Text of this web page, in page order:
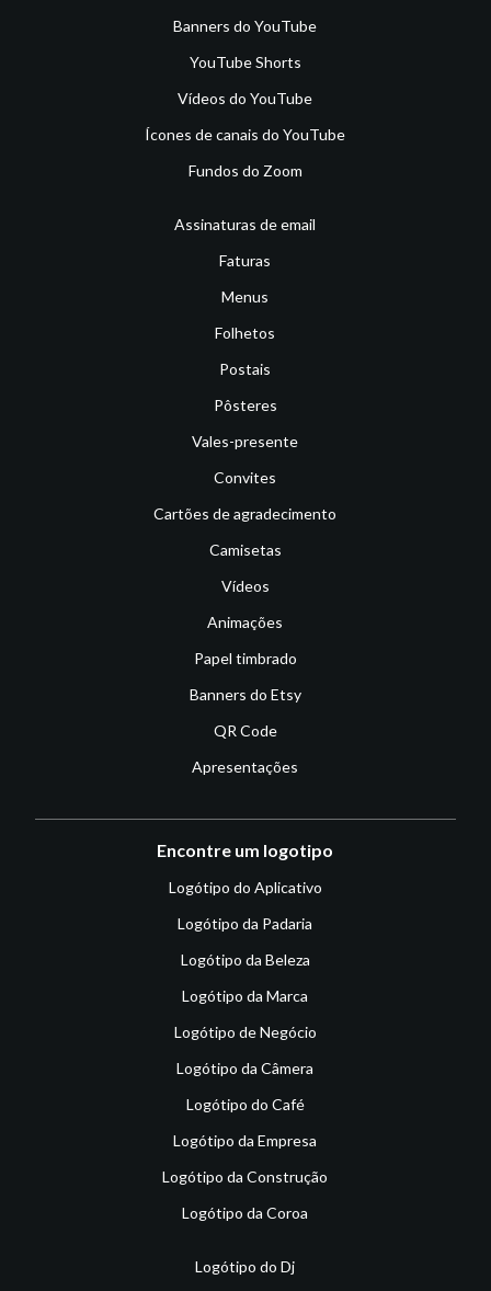
Banners do YouTube
YouTube Shorts
Vídeos do YouTube
Ícones de canais do YouTube
Fundos do Zoom
Assinaturas de email
Faturas
Menus
Folhetos
Postais
Pôsteres
Vales-presente
Convites
Cartões de agradecimento
Camisetas
Vídeos
Animações
Papel timbrado
Banners do Etsy
QR Code
Apresentações
Encontre um logotipo
Logótipo do Aplicativo
Logótipo da Padaria
Logótipo da Beleza
Logótipo da Marca
Logótipo de Negócio
Logótipo da Câmera
Logótipo do Café
Logótipo da Empresa
Logótipo da Construção
Logótipo da Coroa
Logótipo do Dj